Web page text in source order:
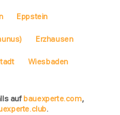
Eppstein
Erzhausen
Wiesbaden
auf bauexperte.com,
.